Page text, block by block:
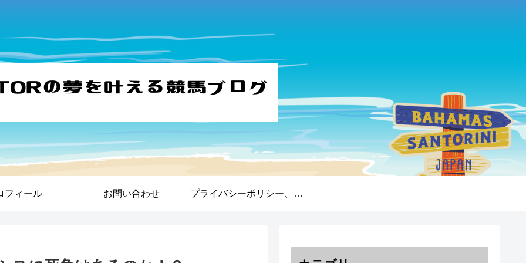
フィール お問い合わせ プライバシーポリシー、免責事項、著作権について